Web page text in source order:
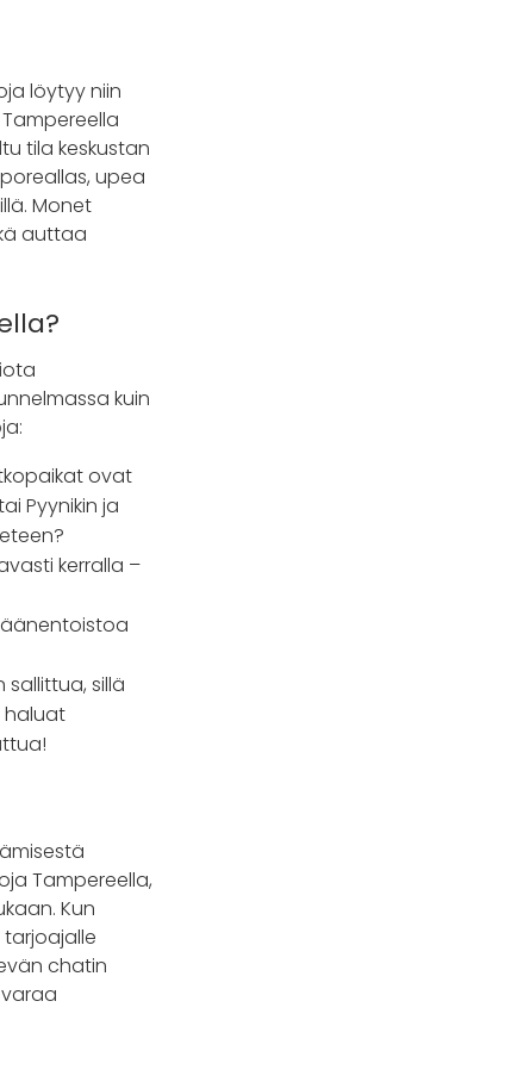
löytyy niin
tila keskustan
upea
Monet
auttaa
kuin
ovat
Pyynikin ja
kerralla –
sallittua, sillä
haluat
Tampereella,
Kun
chatin